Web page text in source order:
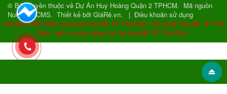
© Bản quyền thuộc về Dự Án Huy Hoàng Quận 2 TPHCM. Mã nguồn
NukeViet CMS. Thiết kế bởi GiáRẻ.vn. | Điều khoản sử dụng
Chuyên: Giới thiệu mua bán nhà đất TP Thủ Đức, cho thuê nhà đất TP Thủ
Đức, dịch vụ xây dựng, hồ sơ nhà đất TP Thủ Đức.